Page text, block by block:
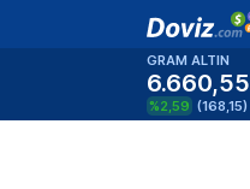
GRAM ALTIN
6.660,55
%2,59 (168,15)